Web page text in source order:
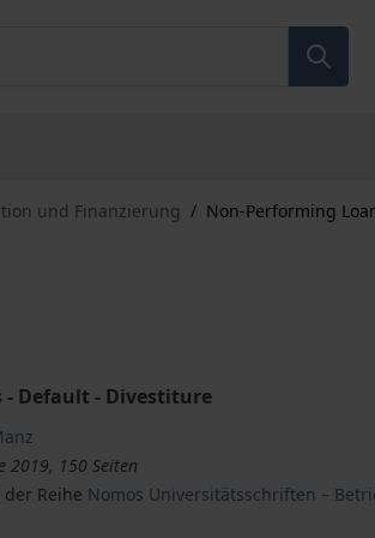
und Finanzierung / Non-Performing
Default - Divestiture
2019, 150 Seiten
der Reihe Nomos Universitätsschriften –